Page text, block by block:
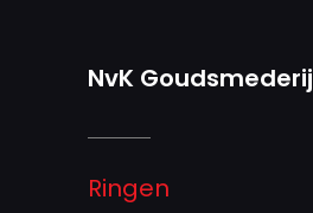
NvK Goudsmederij
Ringen